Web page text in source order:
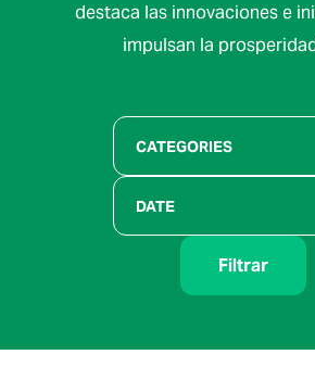
destaca las innovaciones e
impulsan la
CATEGORIES
DATE
Filtrar